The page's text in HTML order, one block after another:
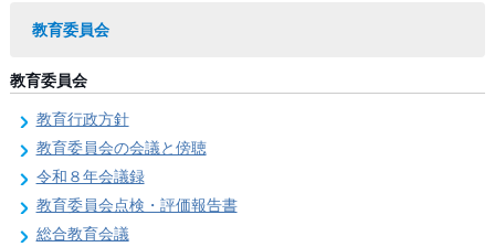
教育委員会
教育委員会
教育行政方針
教育委員会の会議と傍聴
令和８年会議録
教育委員会点検・評価報告書
総合教育会議